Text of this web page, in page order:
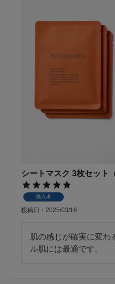
シートマスク 3枚セット
購入者
投稿日 2025/03/16
肌の感じが確実に変わ
ル肌には最適です。